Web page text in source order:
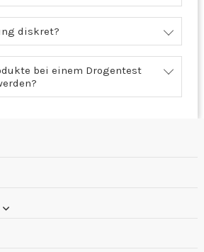
diskret?
bei einem Drogentest